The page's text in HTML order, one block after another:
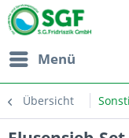
Menü
Übersicht